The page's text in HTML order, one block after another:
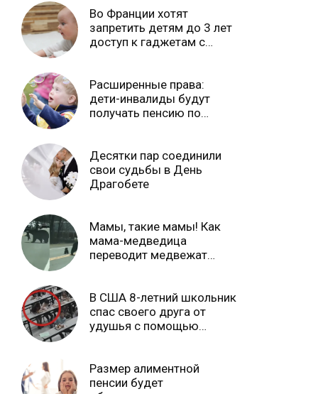
Во Франции хотят
запретить детям до 3 лет
доступ к гаджетам с
Расширенные права:
дети-инвалиды будут
получать пенсию по
Десятки пар соединили
свои судьбы в День
Драгобете
Мамы, такие мамы! Как
мама-медведица
переводит медвежат
В США 8-летний школьник
спас своего друга от
удушья с помощью
Размер алиментной
пенсии будет